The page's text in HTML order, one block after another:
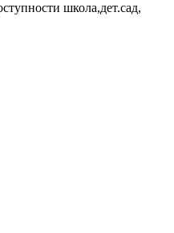
школа,дет.сад,